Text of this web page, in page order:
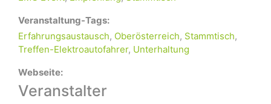
Veranstaltung-Tags:
Erfahrungsaustausch, Oberösterreich, Stammtisch,
Treffen-Elektroautofahrer, Unterhaltung
Webseite:
Veranstalter